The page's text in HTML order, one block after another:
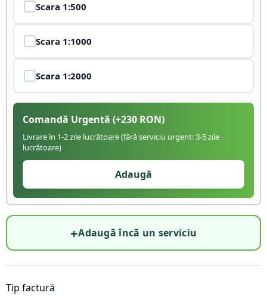
Scara 1:500
Scara 1:1000
Scara 1:2000
Comandă Urgentă (+230 RON)
Livrare în 1-2 zile lucrătoare (fără serviciu urgent: 3-5 zile
lucrătoare)
Adaugă
+Adaugă încă un serviciu
Tip factură